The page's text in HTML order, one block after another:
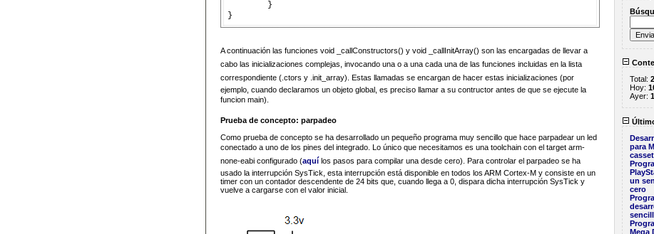
A continuación las funciones void _callConstructors() y void _callInitArray() son las encargadas de llevar a
cabo las inicializaciones complejas, invocando una o a una cada una de las funciones incluidas en la lista
correspondiente (.ctors y .init_array). Estas llamadas se encargan de hacer estas inicializaciones (por
ejemplo, cuando declaramos un objeto global, es preciso llamar a su contructor antes de que se ejecute la
funcion main).
Prueba de concepto: parpadeo
Como prueba de concepto se ha desarrollado un pequeño programa muy sencillo que hace parpadear un led
conectado a uno de los pines del integrado. Lo único que necesitamos es una toolchain con el target arm-
none-eabi configurado (aquí los pasos para compilar una desde cero). Para controlar el parpadeo se ha
usado la interrupción SysTick, esta interrupción está disponible en todos los ARM Cortex-M y consiste en un
timer con un contador descendente de 24 bits que, cuando llega a 0, dispara dicha interrupción SysTick y
vuelve a cargarse con el valor inicial.
Total:
Hoy:
Ayer:
para
un
cero
Mega